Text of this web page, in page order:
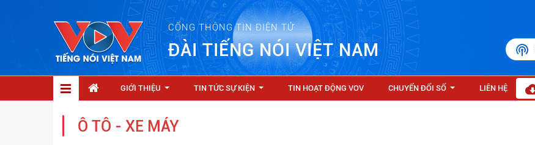
CỔNG THÔNG TIN ĐIỆN TỬ
ĐÀI TIẾNG NÓI VIỆT NAM
GIỚI THIỆU TIN TỨC SỰ KIỆN TIN HOẠT ĐỘNG VOV CHUYỂN ĐỔI SỐ LIÊN HỆ
Ô TÔ - XE MÁY